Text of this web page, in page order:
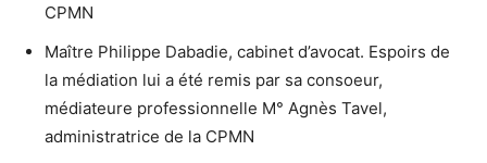
CPMN
Maître Philippe Dabadie, cabinet d’avocat. Espoirs de
la médiation lui a été remis par sa consoeur,
médiateure professionnelle M° Agnès Tavel,
administratrice de la CPMN